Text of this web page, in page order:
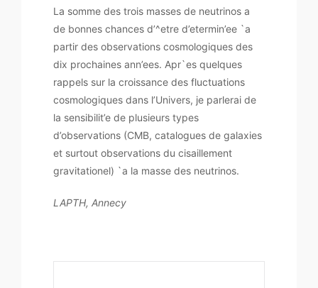
La somme des trois masses de neutrinos a
de bonnes chances d’^etre d’etermin’ee `a
partir des observations cosmologiques des
dix prochaines ann’ees. Apr`es quelques
rappels sur la croissance des fluctuations
cosmologiques dans l’Univers, je parlerai de
la sensibilit’e de plusieurs types
d’observations (CMB, catalogues de galaxies
et surtout observations du cisaillement
gravitationel) `a la masse des neutrinos.
LAPTH, Annecy